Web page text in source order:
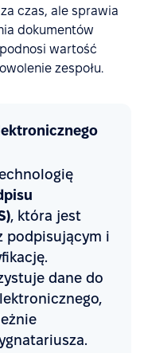
czas, ale sprawia
dokumentów
wartość
zespołu.
, która jest
podpisującym i
dane do